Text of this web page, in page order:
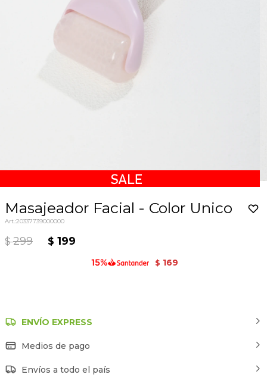
Masajeador Facial - Color Unico
20337739000000
$ 299 $ 199
$ 169
ENVÍO EXPRESS
Medios de pago
Envíos a todo el país